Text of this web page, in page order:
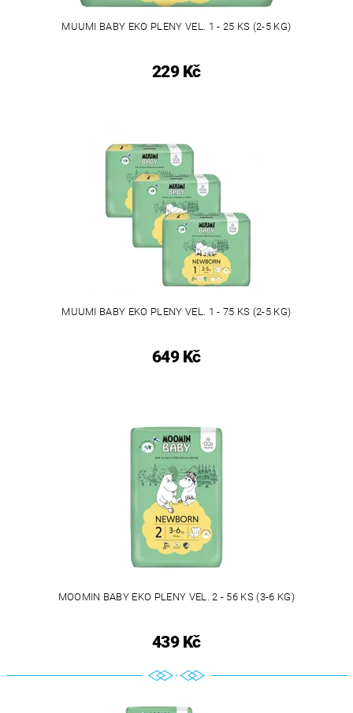
MUUMI BABY EKO PLENY VEL. 1 - 25 KS (2-5 KG)
229 Kč
MUUMI BABY EKO PLENY VEL. 1 - 75 KS (2-5 KG)
649 Kč
MOOMIN BABY EKO PLENY VEL. 2 - 56 KS (3-6 KG)
439 Kč